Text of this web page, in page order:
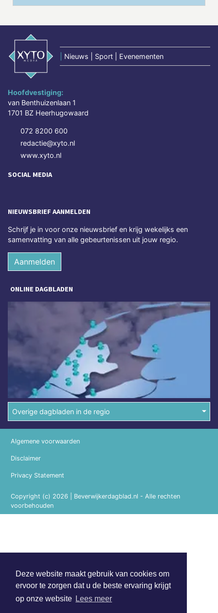
Deze website maakt gebruik van cookies om
ervoor te zorgen dat u de beste ervaring krijgt
op onze website Lees meer
Nieuws | Sport | Evenementen
Hoofdvestiging:
van Benthuizenlaan 1
1701 BZ Heerhugowaard
072 8200 600
redactie@xyto.nl
www.xyto.nl
SOCIAL MEDIA
NIEUWSBRIEF AANMELDEN
Schrijf je in voor onze nieuwsbrief en krijg wekelijks een
samenvatting van alle gebeurtenissen uit jouw regio.
Aanmelden
ONLINE DAGBLADEN
Overige dagbladen in de regio
Copyright (c) 2026 | Beverwijkerdagblad.nl - Alle rechten
voorbehouden
Algemene voorwaarden
Disclaimer
Privacy Statement